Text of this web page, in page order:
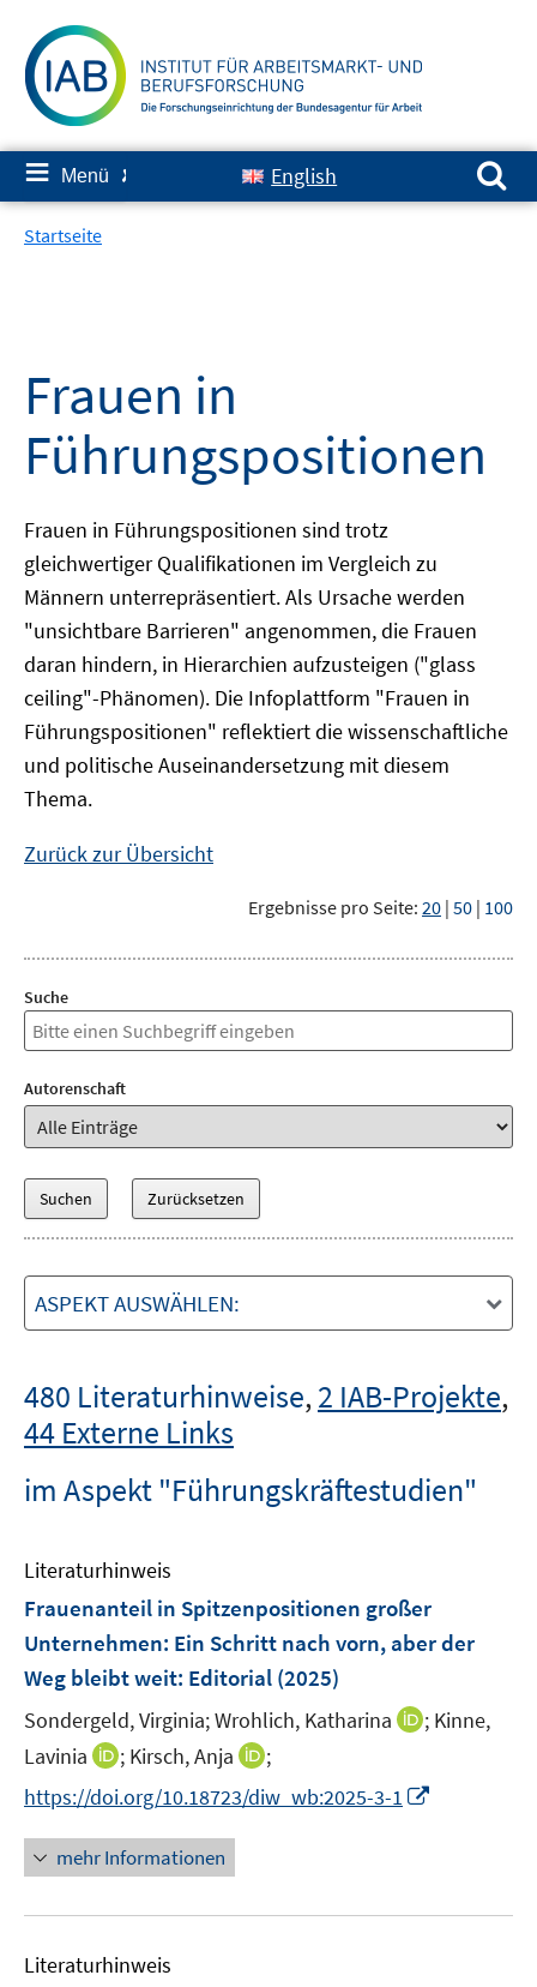
zum
Inhalt
≡ Menü ✘ English
Suchen nach:
Startseite
Frauen in
Führungspositionen
Frauen in Führungspositionen sind trotz
gleichwertiger Qualifikationen im Vergleich zu
Männern unterrepräsentiert. Als Ursache werden
"unsichtbare Barrieren" angenommen, die Frauen
daran hindern, in Hierarchien aufzusteigen ("glass
ceiling"-Phänomen). Die Infoplattform "Frauen in
Führungspositionen" reflektiert die wissenschaftliche
und politische Auseinandersetzung mit diesem
Thema.
Zurück zur Übersicht
Ergebnisse pro Seite: 20 | 50 | 100
Suche
Autorenschaft
ASPEKT AUSWÄHLEN:
480 Literaturhinweise,2 IAB-Projekte,
44 Externe Links
im Aspekt "Führungskräftestudien"
Literaturhinweis
Frauenanteil in Spitzenpositionen großer
Unternehmen: Ein Schritt nach vorn, aber der
Weg bleibt weit: Editorial (2025)
Sondergeld, Virginia;Wrohlich, Katharina
I
e
F
; Kinne,
Lavinia
I
n
e
u
F
; Kirsch, Anja
I
n
;
https://doi.org/10.18723/diw_wb:2025-3-1
u
mehr Informationen
Literaturhinweis